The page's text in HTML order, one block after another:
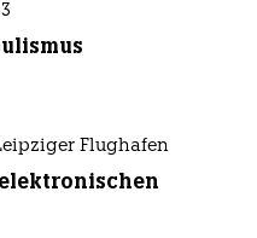
Flughafen